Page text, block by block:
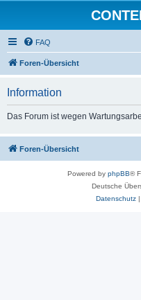
FAQ
Foren-Übersicht
Information
Das Forum ist wegen
Foren-Übersicht
Powered by phpBB®
Deutsche
Datenschutz|